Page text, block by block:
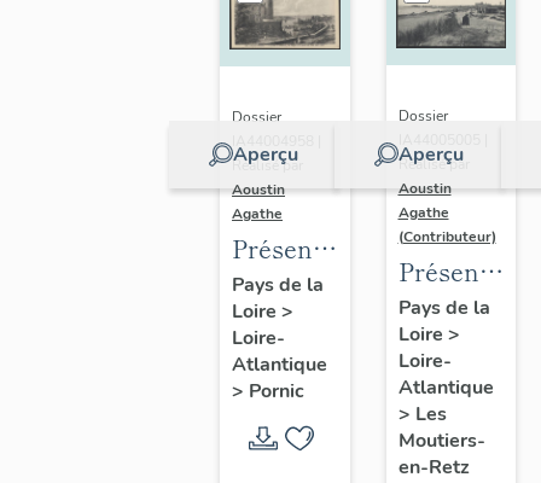
Aperçu
Dossier
Réalisé par
Aoustin
Agathe
Présentation
de la
commune
de
Pornic
Pays de la
Loire >
Loire-
Atlantique
> Pornic
Aperçu
Dossier
Réalisé par
Aoustin
Agathe
(Contributeur)
de la
commune
des
Moutiers-
en-Retz
Pays de la
Loire >
Loire-
Atlantique
> Les
Moutiers-
en-Retz